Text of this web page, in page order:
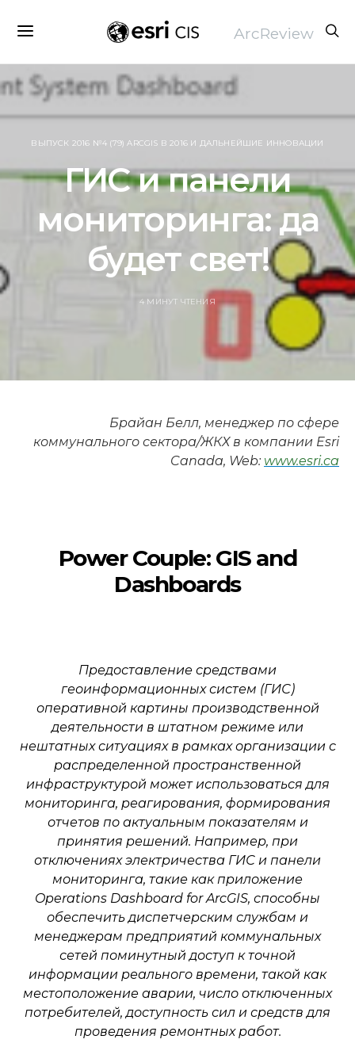
ArcReview
ВЫПУСК 2016 №4 (79) ARCGIS В 2016 И ДАЛЬНЕЙШИЕ ИННОВАЦИИ
ГИС и панели
мониторинга: да
будет свет!
4 МИНУТ ЧТЕНИЯ
Брайан Белл, менеджер по сфере
коммунального сектора/ЖКХ в компании Esri
Canada, Web: www.esri.ca
Power Couple: GIS and
Dashboards
Предоставление средствами
геоинформационных систем (ГИС)
оперативной картины производственной
деятельности в штатном режиме или
нештатных ситуациях в рамках организации с
распределенной пространственной
инфраструктурой может использоваться для
мониторинга, реагирования, формирования
отчетов по актуальным показателям и
принятия решений. Например, при
отключениях электричества ГИС и панели
мониторинга, такие как приложение
Operations Dashboard for ArcGIS, способны
обеспечить диспетчерским службам и
менеджерам предприятий коммунальных
сетей поминутный доступ к точной
информации реального времени, такой как
местоположение аварии, число отключенных
потребителей, доступность сил и средств для
проведения ремонтных работ.